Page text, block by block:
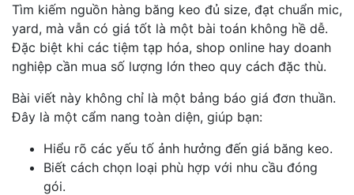
Tìm kiếm nguồn hàng băng keo đủ size, đạt chuẩn mic,
yard, mà vẫn có giá tốt là một bài toán không hề dễ.
Đặc biệt khi các tiệm tạp hóa, shop online hay doanh
nghiệp cần mua số lượng lớn theo quy cách đặc thù.
Bài viết này không chỉ là một bảng báo giá đơn thuần.
Đây là một cẩm nang toàn diện, giúp bạn:
Hiểu rõ các yếu tố ảnh hưởng đến giá băng keo.
Biết cách chọn loại phù hợp với nhu cầu đóng
gói.